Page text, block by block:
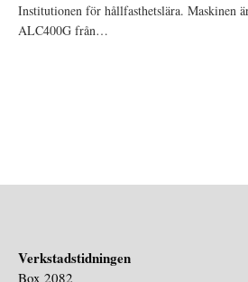
Institutionen för hållfasthetslära. Maskinen
ALC400G från…
Verkstadstidningen
Box 2082